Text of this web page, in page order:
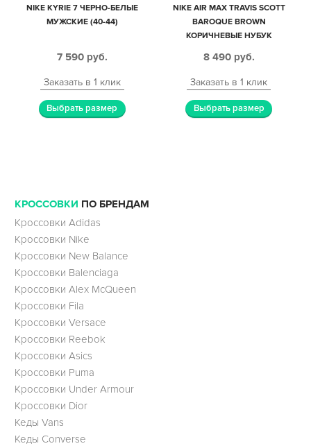
NIKE KYRIE 7 ЧЕРНО-БЕЛЫЕ
МУЖСКИЕ (40-44)
7 590 руб.
Заказать в 1 клик
Выбрать размер
NIKE AIR MAX TRAVIS SCOTT
BAROQUE BROWN
КОРИЧНЕВЫЕ НУБУК
8 490 руб.
Заказать в 1 клик
Выбрать размер
КРОССОВКИ ПО БРЕНДАМ
Кроссовки Adidas
Кроссовки Nike
Кроссовки New Balance
Кроссовки Balenciaga
Кроссовки Alex McQueen
Кроссовки Fila
Кроссовки Versace
Кроссовки Reebok
Кроссовки Asics
Кроссовки Puma
Кроссовки Under Armour
Кроссовки Dior
Кеды Vans
Кеды Converse